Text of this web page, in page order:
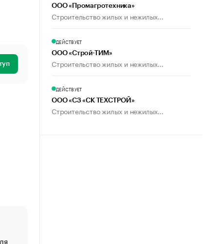
ООО «Промагротехника»
Строительство жилых и нежилых...
ДЕЙСТВУЕТ
ООО «Строй-ТИМ»
Строительство жилых и нежилых...
ДЕЙСТВУЕТ
ООО «СЗ «СК ТЕХСТРОЙ»
Строительство жилых и нежилых...